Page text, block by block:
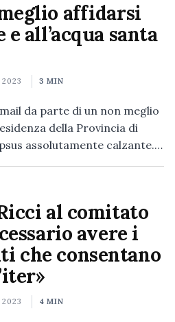
affidarsi
all’acqua santa
3 MIN
da parte di un non meglio
della Provincia di
assolutamente calzante.…
al comitato
avere i
che consentano
4 MIN